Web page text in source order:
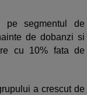
pe segmentul de
de dobanzi si
cu 10% fata de
a crescut de